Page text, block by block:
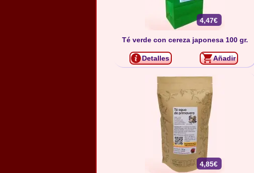
4,47€
Té verde con cereza japonesa 100 gr.
Detalles Añadir
4,85€